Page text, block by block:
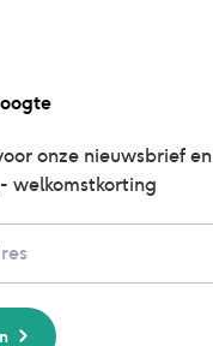
onze nieuwsbrief en
welkomstkorting